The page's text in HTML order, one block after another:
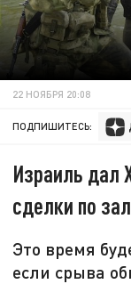
22 НОЯБРЯ 20:08
ПОДПИШИТЕСЬ:
Израиль дал
сделки по
Это время
если срыва